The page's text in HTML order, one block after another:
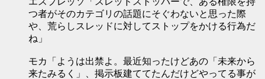
つ者がそのカテゴリの話題にそぐわないと思った際
や、荒らしスレッドに対してストップをかける行為だ
ね」
モカ「ようは出禁よ。最近知ったけどあの「未来から
来たみるく」、掲示板建ててたんだけどやってる事が